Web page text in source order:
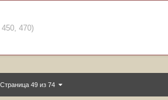
470)
Страница 49 из 74